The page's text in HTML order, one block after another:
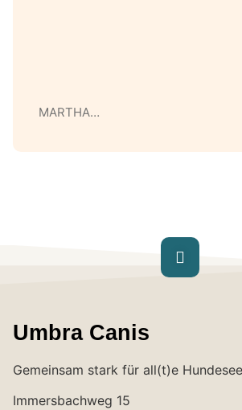
MARTHA…
Umbra Canis
Gemeinsam stark für all(t)e
Immersbachweg 15